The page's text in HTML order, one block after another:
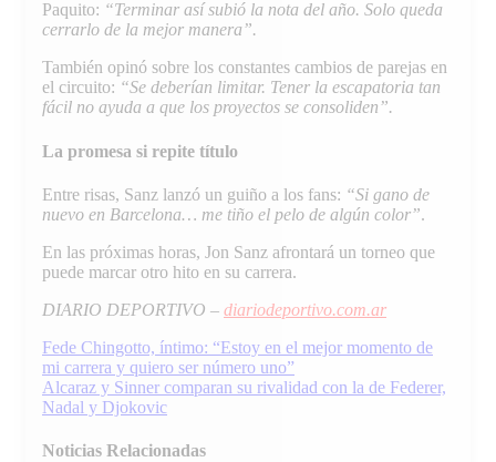
Paquito: “Terminar así subió la nota del año. Solo queda
cerrarlo de la mejor manera”.
También opinó sobre los constantes cambios de parejas en
el circuito: “Se deberían limitar. Tener la escapatoria tan
fácil no ayuda a que los proyectos se consoliden”.
La promesa si repite título
Entre risas, Sanz lanzó un guiño a los fans: “Si gano de
nuevo en Barcelona… me tiño el pelo de algún color”.
En las próximas horas, Jon Sanz afrontará un torneo que
puede marcar otro hito en su carrera.
DIARIO DEPORTIVO – diariodeportivo.com.ar
Navegación
de
entradas
Fede Chingotto, íntimo: “Estoy en el mejor momento de
mi carrera y quiero ser número uno”
Alcaraz y Sinner comparan su rivalidad con la de Federer,
Nadal y Djokovic
Noticias Relacionadas